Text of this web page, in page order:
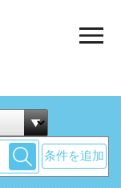
条件を追加